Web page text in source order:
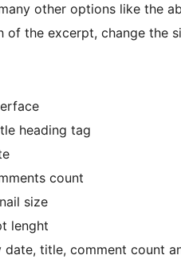
other options like the
of the excerpt, change the
heading tag
count
size
lenght
date, title, comment count